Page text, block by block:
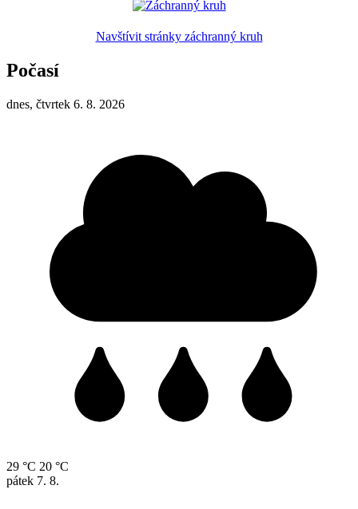
Navštívit stránky záchranný kruh
Počasí
dnes, čtvrtek 6. 8. 2026
29 °C 20 °C
pátek 7. 8.